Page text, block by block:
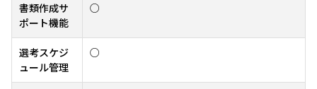
書類作成サ
ポート機能
○
選考スケジ
ュール管理
○